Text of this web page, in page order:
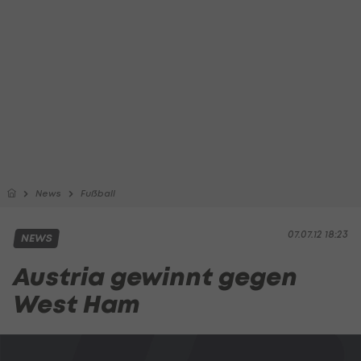
News Fußball
07.07.12 18:23
NEWS
Austria gewinnt gegen
West Ham